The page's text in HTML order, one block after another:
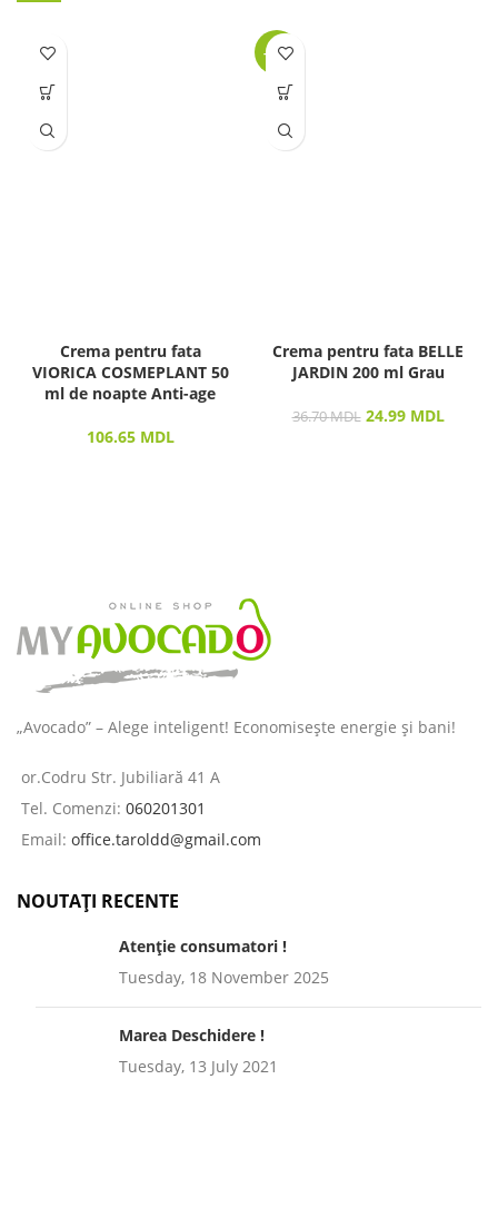
Crema pentru fata
VIORICA COSMEPLANT 50
ml de noapte Anti-age
106.65 MDL
-32%
Crema pentru fata BELLE
JARDIN 200 ml Grau
36.70MDL 24.99 MDL
„Avocado” – Alege inteligent! Economisește energie și bani!
or.Codru Str. Jubiliară 41 A
Tel. Comenzi: 060201301
Email: office.taroldd@gmail.com
NOUTAȚI RECENTE
Atenție consumatori !
Tuesday, 18 November 2025
Marea Deschidere !
Tuesday, 13 July 2021